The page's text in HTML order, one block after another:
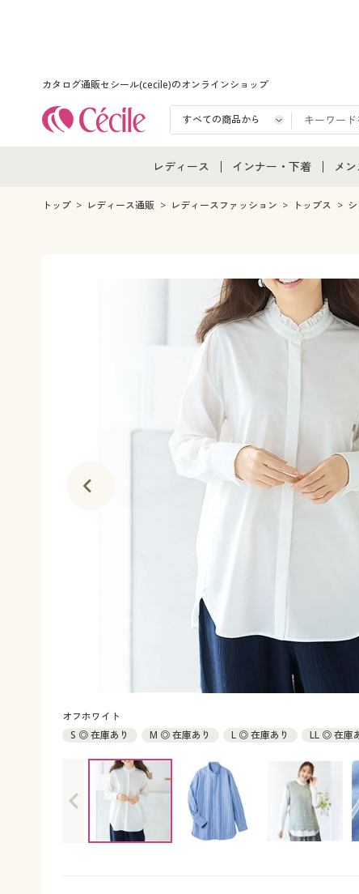
カタログ通販セシール(cecile)のオンラインショップ
レディース
レディース通販すべて
女性下着
インナー・下着
インナー・下着通販す
メンズ下着
ジュニア・ティーンズ
メ
メ
メ
トップ レディース通販 レディースファッション トップス
オフホワイト
S ◎ 在庫あり
M ◎ 在庫あり L ◎ 在庫あり LL ◎ 在庫